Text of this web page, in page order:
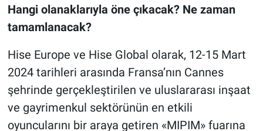
Hangi olanaklarıyla öne çıkacak? Ne zaman
tamamlanacak?
Hise Europe ve Hise Global olarak, 12-15 Mart
2024 tarihleri arasında Fransa’nın Cannes
şehrinde gerçekleştirilen ve uluslararası inşaat
ve gayrimenkul sektörünün en etkili
oyuncularını bir araya getiren «MIPIM» fuarına